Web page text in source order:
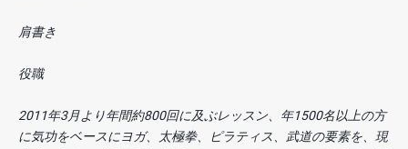
肩書き
役職
2011年3月より年間約800回に及ぶレッスン、年1500名以上の方
に気功をベースにヨガ、太極拳、ピラティス、武道の要素を、現